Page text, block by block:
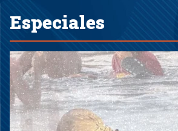
Especiales